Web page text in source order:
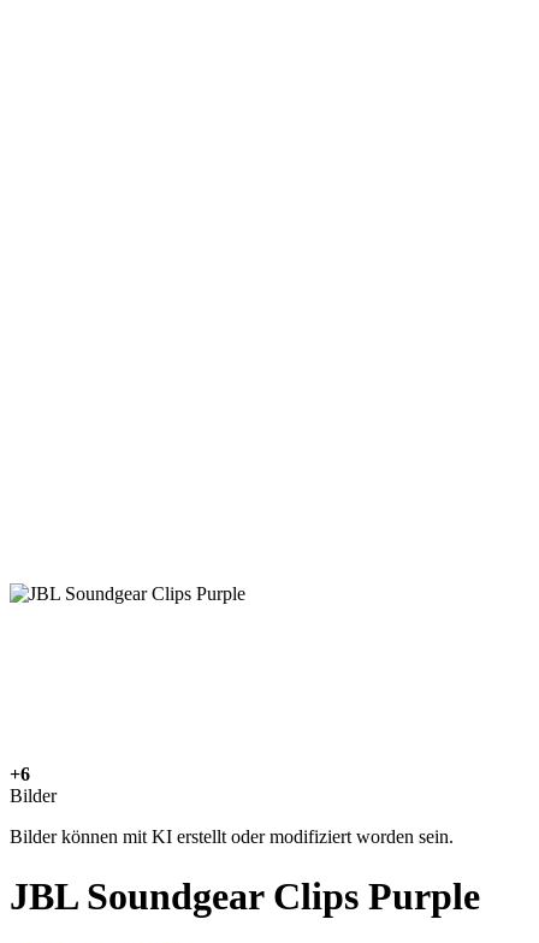
+6
Bilder
Bilder können mit KI erstellt oder modifiziert worden sein.
JBL Soundgear Clips Purple